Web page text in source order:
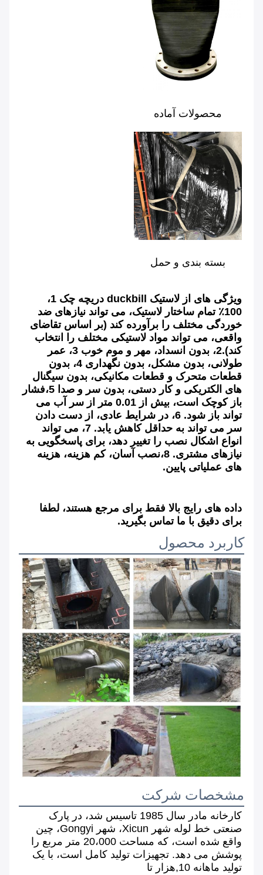
محصولات آماده
بسته بندی و حمل
های عملیاتی پایین.
برای دقیق با ما تماس بگیرید.
کاربرد محصول
مشخصات شرکت
کارخانه ما
تولید ماهانه 10,هزار تا